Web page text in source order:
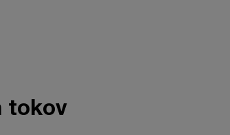
tokov